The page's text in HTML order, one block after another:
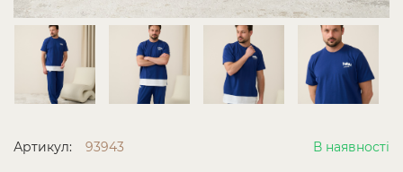
Артикул: 93943 В наявності